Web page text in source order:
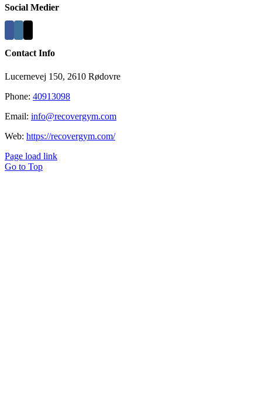
Social Medier
Contact Info
Lucernevej 150, 2610 Rødovre
Phone: 40913098
Email: info@recovergym.com
Web: https://recovergym.com/
Page load link
Go to Top